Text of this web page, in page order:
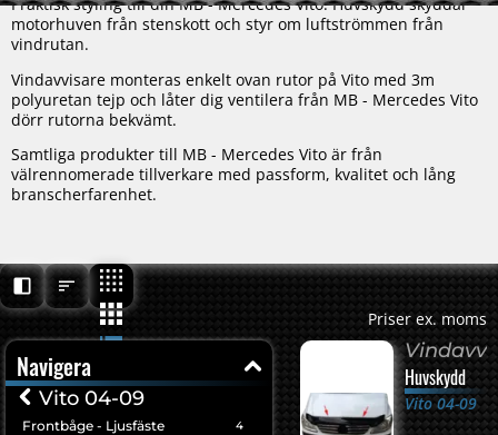
Praktisk styling till din MB - Mercedes Vito. Huvskydd skyddar
motorhuven från stenskott och styr om luftströmmen från
vindrutan.
Vindavvisare monteras enkelt ovan rutor på Vito med 3m
polyuretan tejp och låter dig ventilera från MB - Mercedes Vito
dörr rutorna bekvämt.
Samtliga produkter till MB - Mercedes Vito är från
välrennomerade tillverkare med passform, kvalitet och lång
branscherfarenhet.
Priser ex. moms
Navigera
Vito 04-09
Frontbåge - Ljusfäste 4
Huvskydd
Vito 04-09